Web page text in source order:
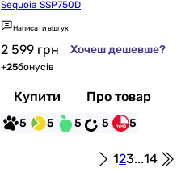
Sequoia SSP750D
Написати відгук
2 599 грн Хочеш дешевше?
+25бонусів
Купити Про товар
5 5 5 5 5
123...14